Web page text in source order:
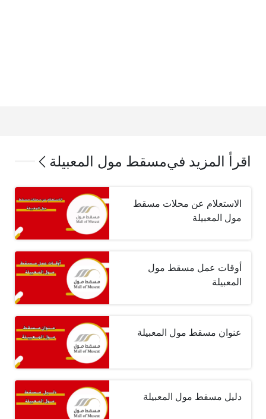
اقرأ المزيد فيمسقط مول المعبيلة
الاستعلام عن محلات مسقط
مول المعبيلة
أوقات عمل مسقط مول
المعبيلة
عنوان مسقط مول المعبيلة
دليل مسقط مول المعبيلة